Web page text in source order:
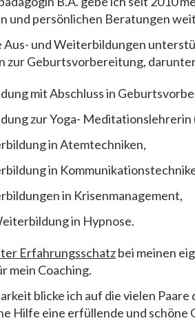
und persönlichen Beratungen
​Aus- und Weiterbildungen
zur Geburtsvorbereitung,
mit Abschluss ​in
zur Yoga- Meditationslehrerin
in Atemtechniken,
in
in Krisenmanagement,
in Hypnose.
Erfahrungsschatzbei meinen
mein Coaching.
blicke ich auf die vielen
Hilfe eine erfüllende und